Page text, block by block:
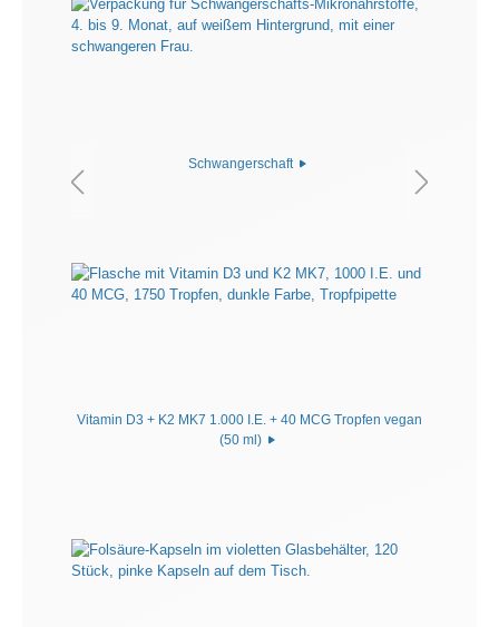
Schwangerschaft
Vitamin D3 + K2 MK7 1.000 I.E. + 40 MCG Tropfen vegan
(50 ml)